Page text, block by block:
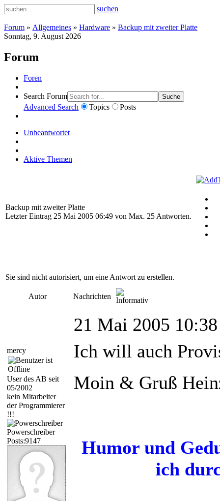
suchen
Forum » Allgemeines » Hardware » Backup mit zweiter Platte
Sonntag, 9. August 2026
Forum
Foren
Search Forum Suche
Advanced Search Topics Posts
Unbeantwortet
Aktive Themen
Backup mit zweiter Platte
Letzter Eintrag 25 Mai 2005 06:49 von Max. 25 Antworten.
Sie sind nicht autorisiert, um eine Antwort zu erstellen.
Autor Nachrichten
mercy
User des AB seit
05/2002
kein Mitarbeiter
der Programmierer
!!!
Powerschreiber
Posts:9147
21 Mai 2005 10:38
Ich will auch
Moin & Gruß
Humor und
ich